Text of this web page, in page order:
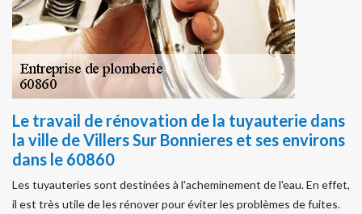
Le travail de rénovation de la tuyauterie dans
la ville de Villers Sur Bonnieres et ses environs
dans le 60860
Les tuyauteries sont destinées à l'acheminement de l'eau. En effet,
il est très utile de les rénover pour éviter les problèmes de fuites.